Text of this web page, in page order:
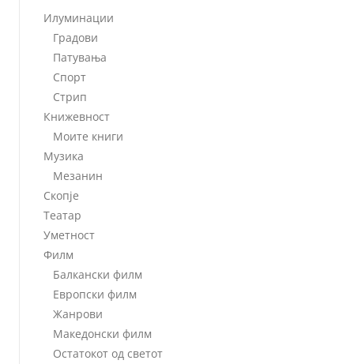
Илуминации
Градови
Патувања
Спорт
Стрип
Книжевност
Моите книги
Музика
Мезанин
Скопје
Театар
Уметност
Филм
Балкански филм
Европски филм
Жанрови
Македонски филм
Остатокот од светот